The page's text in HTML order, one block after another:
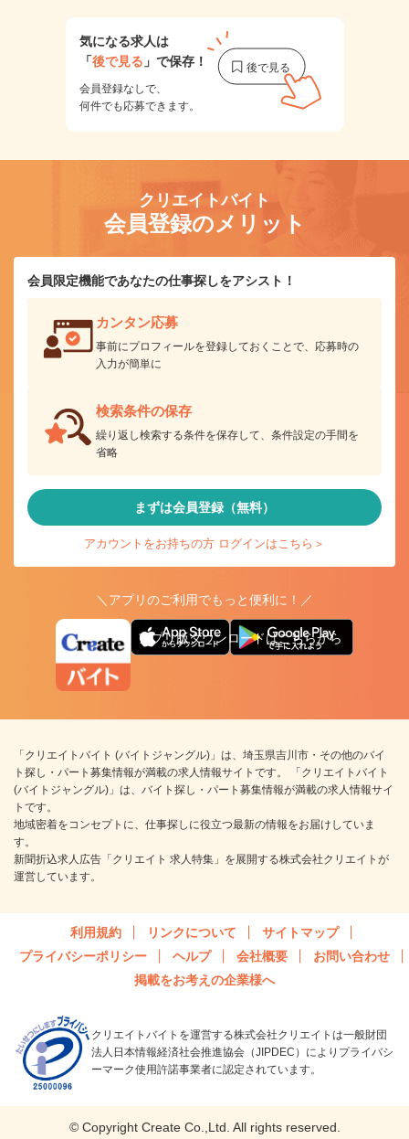
気になる求人は
「後で見る 」で保存！
会員登録なしで、
何件でも応募できます。
クリエイトバイト
会員登録のメリット
会員限定機能であなたの仕事探しをアシスト！
カンタン応募
事前にプロフィールを登録しておくことで、応募時の
入力が簡単に
検索条件の保存
繰り返し検索する条件を保存して、条件設定の手間を
省略
まずは会員登録（無料）
アカウントをお持ちの方 ログインはこちら＞
＼アプリのご利用でもっと便利に！／
アプリ版ダウンロードはこちらから
「クリエイトバイト (バイトジャングル)」は、埼玉県吉川市・その他のバイ
ト探し・パート募集情報が満載の求人情報サイトです。 「クリエイトバイト
(バイトジャングル)」は、バイト探し・パート募集情報が満載の求人情報サイ
トです。
地域密着をコンセプトに、仕事探しに役立つ最新の情報をお届けしていま
す。
新聞折込求人広告「クリエイト 求人特集」を展開する株式会社クリエイトが
運営しています。
利用規約 リンクについて
サイトマップ
プライバシーポリシー
ヘルプ 会社概要
お問い合わせ
掲載をお考えの企業様へ
クリエイトバイトを運営する株式会社クリエイトは一般財団
法人日本情報経済社会推進協会（JIPDEC）によりプライバシ
ーマーク使用許諾事業者に認定されています。
© Copyright Create Co.,Ltd. All rights reserved.